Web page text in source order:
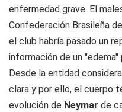
enfermedad grave. El
Confederación Brasileña
el club habría pasado un
información de un "edema"
Desde la entidad
clara y por ello, el cuerpo
evolución de Neymar de